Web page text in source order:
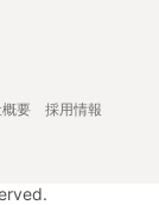
要
採用情報